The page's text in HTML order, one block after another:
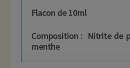
Flacon de 10ml
Composition : Nitrite de
menthe